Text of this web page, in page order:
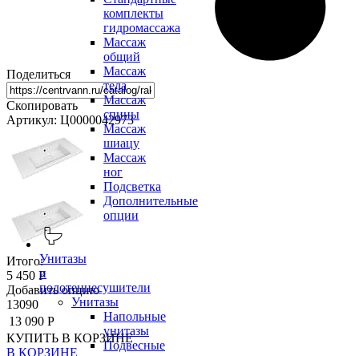
комплекты
гидромассажа
Массаж
общий
Массаж
тела
Массаж
спины
Массаж
шиацу
Массаж
ног
Подсветка
Дополнительные
опции
Унитазы
и
полотенцесушители
Унитазы
Напольные
унитазы
Подвесные
Поделиться
Скопировать
Артикул: Ц0000042973
Итого:
5 450 Р
Добавить опцию
13090
13 090 Р
КУПИТЬ В КОРЗИНЕ
В КОРЗИНЕ